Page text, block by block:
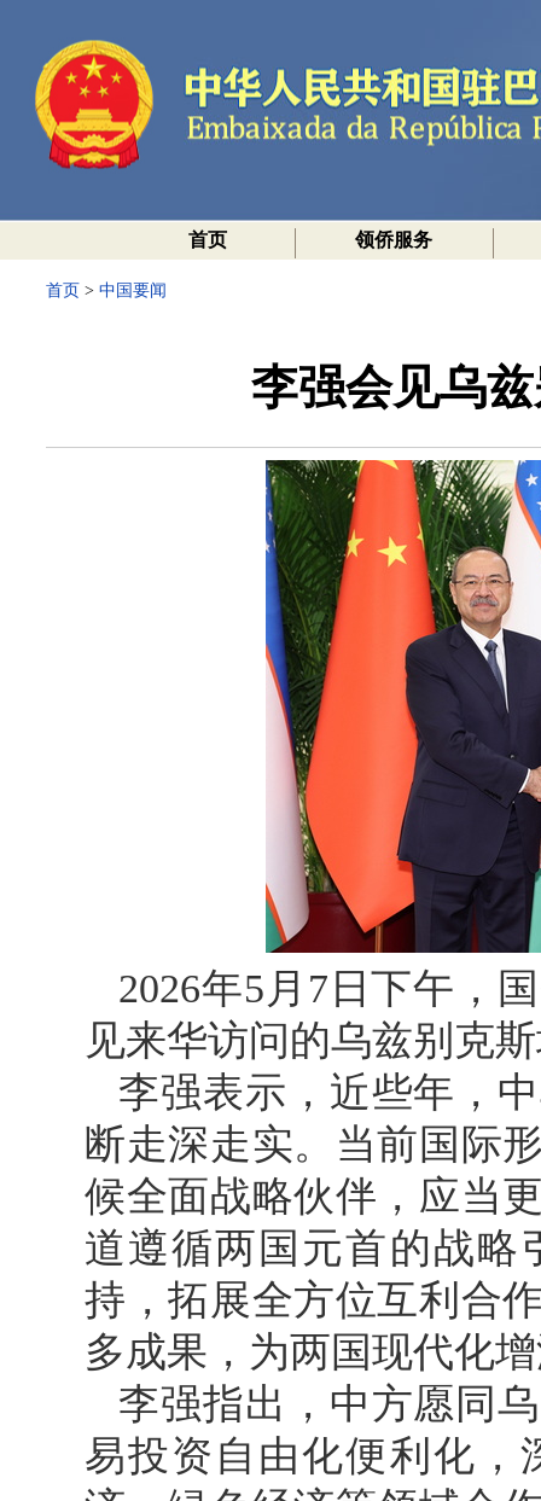
首页 领侨服务
首页 > 中国要闻
李强会见乌
2026年5月7日下午，
见来华访问的乌兹别克
李强表示，近些年，
断走深走实。当前国际
候全面战略伙伴，应当
道遵循两国元首的战略
持，拓展全方位互利合
多成果，为两国现代化
李强指出，中方愿同
易投资自由化便利化，